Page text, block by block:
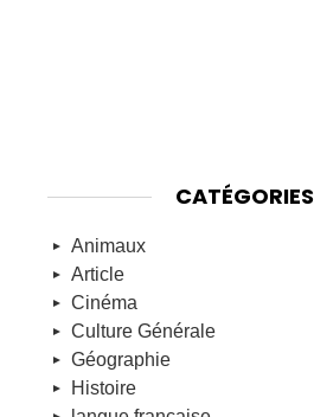
CATÉGORIES
Animaux
Article
Cinéma
Culture Générale
Géographie
Histoire